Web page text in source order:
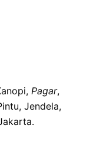
Pagar,
Jendela,